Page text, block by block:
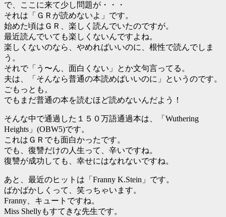
で、ここに来て少し問題が・・・
それは「ＧＲが読めないよ」です。
始めた頃はＧＲ、楽しく読んでいたのですが。
最近読んでいても楽しくないんですよね。
楽しくないのなら、やめればいいのに、根性で読んでしま
う。
それで「う〜ん、面白くない」とか文句言ってる。
夫は、「そんなら普通の本読めばいいのに」というのです。
ごもっとも。
でもまだ普通の本を読むほど読めないんだよう！
そんな中で通過した１５０万語通過本は、「Wuthering
Heights」(OBW5)です。
これはＧＲでも面白かったです。
でも、復讐だけの人生って、辛いですね。
復讐が成功しても、幸せにはなれないですね。
あと、最近のヒットは「Franny K.Stein」です。
ばかばかしくって、笑っちゃいます。
Franny、キュートですね。
Miss Shellyもすてきな先生です。